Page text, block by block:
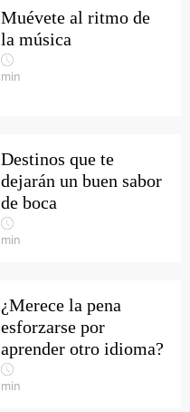
Muévete al ritmo de
la música
min
Destinos que te
dejarán un buen sabor
de boca
min
¿Merece la pena
esforzarse por
aprender otro idioma?
min